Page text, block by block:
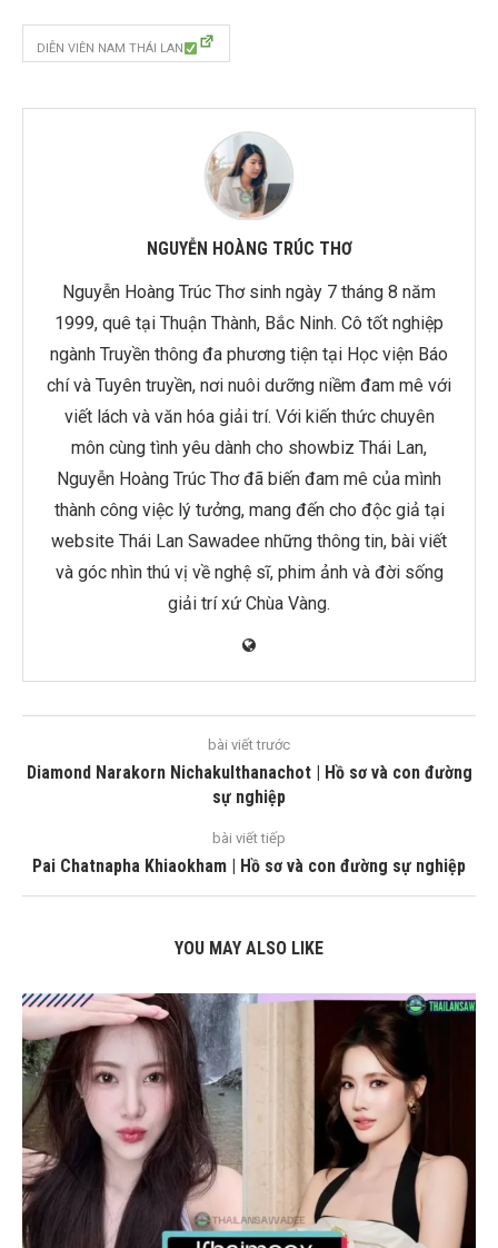
DIỄN VIÊN NAM THÁI LAN
NGUYỄN HOÀNG TRÚC THƠ
Nguyễn Hoàng Trúc Thơ sinh ngày 7 tháng 8 năm
1999, quê tại Thuận Thành, Bắc Ninh. Cô tốt nghiệp
ngành Truyền thông đa phương tiện tại Học viện Báo
chí và Tuyên truyền, nơi nuôi dưỡng niềm đam mê với
viết lách và văn hóa giải trí. Với kiến thức chuyên
môn cùng tình yêu dành cho showbiz Thái Lan,
Nguyễn Hoàng Trúc Thơ đã biến đam mê của mình
thành công việc lý tưởng, mang đến cho độc giả tại
website Thái Lan Sawadee những thông tin, bài viết
và góc nhìn thú vị về nghệ sĩ, phim ảnh và đời sống
giải trí xứ Chùa Vàng.
bài viết trước
Diamond Narakorn Nichakulthanachot | Hồ sơ và con đường
sự nghiệp
bài viết tiếp
Pai Chatnapha Khiaokham | Hồ sơ và con đường sự nghiệp
YOU MAY ALSO LIKE